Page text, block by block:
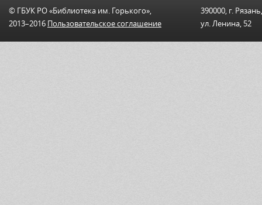
© ГБУК РО «Библиотека им. Горького»,
2013–2016 Пользовательскоe соглашениe
390000, г. Рязань,
ул. Ленина, 52